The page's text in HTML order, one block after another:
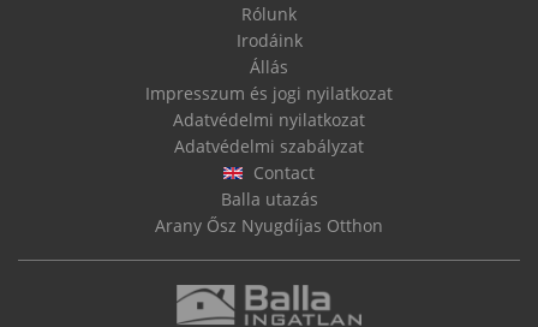
Rólunk
Irodáink
Állás
Impresszum és jogi nyilatkozat
Adatvédelmi nyilatkozat
Adatvédelmi szabályzat
Contact
Balla utazás
Arany Ősz Nyugdíjas Otthon